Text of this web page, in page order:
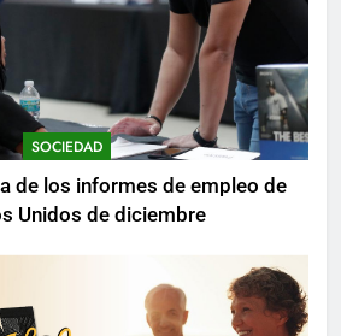
SOCIEDAD
de los informes de empleo de
Unidos de diciembre